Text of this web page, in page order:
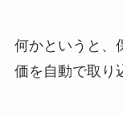
何かというと、
価を自動で取り